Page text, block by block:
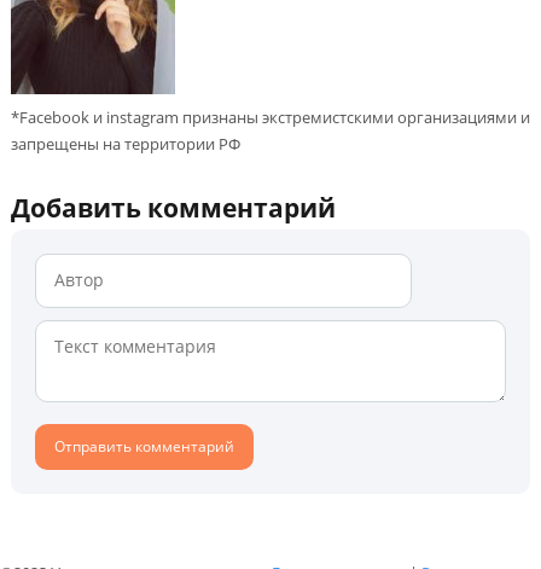
*Facebook и instagram признаны экстремистскими организациями и
запрещены на территории РФ
Добавить комментарий